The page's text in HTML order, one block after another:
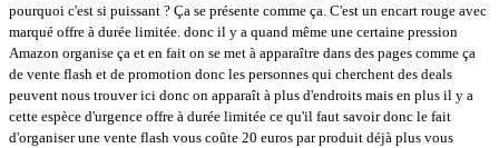
pourquoi c'est si puissant ? Ça se présente comme ça. C'est un encart rouge avec
marqué offre à durée limitée. donc il y a quand même une certaine pression
Amazon organise ça et en fait on se met à apparaître dans des pages comme ça
de vente flash et de promotion donc les personnes qui cherchent des deals
peuvent nous trouver ici donc on apparaît à plus d'endroits mais en plus il y a
cette espèce d'urgence offre à durée limitée ce qu'il faut savoir donc le fait
d'organiser une vente flash vous coûte 20 euros par produit déjà plus vous